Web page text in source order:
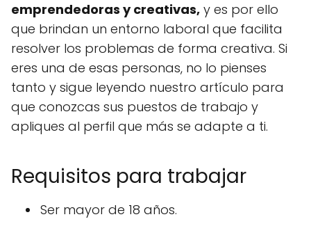
emprendedoras y creativas, y es por ello
que brindan un entorno laboral que facilita
resolver los problemas de forma creativa. Si
eres una de esas personas, no lo pienses
tanto y sigue leyendo nuestro artículo para
que conozcas sus puestos de trabajo y
apliques al perfil que más se adapte a ti.
Requisitos para trabajar
Ser mayor de 18 años.